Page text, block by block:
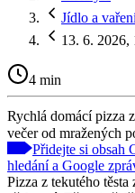
Jídlo a
13. 6. 2026,
4 min
Rychlá domácí pizza
večer od mražených
Přidejte si obsah
hledání a Google
Pizza z tekutého